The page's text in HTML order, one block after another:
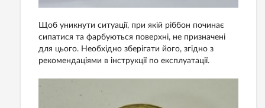
Щоб уникнути ситуації, при якій ріббон починає
сипатися та фарбуються поверхні, не призначені
для цього. Необхідно зберігати його, згідно з
рекомендаціями в інструкції по експлуатації.